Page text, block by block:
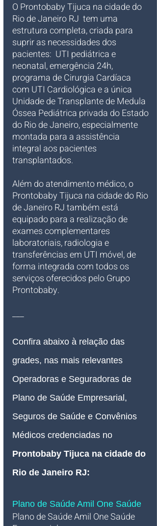
O Prontobaby Tijuca na cidade do
Rio de Janeiro RJ tem uma
estrutura completa, criada para
suprir as necessidades dos
pacientes:  UTI pediátrica e
neonatal, emergência 24h,
programa de Cirurgia Cardíaca
com UTI Cardiológica e a única
Unidade de Transplante de Medula
Óssea Pediátrica privada do Estado
do Rio de Janeiro, especialmente
montada para a assistência
integral aos pacientes
transplantados.
Além do atendimento médico, o
Prontobaby Tijuca na cidade do Rio
de Janeiro RJ também está
equipado para a realização de
exames complementares
laboratoriais, radiologia e
transferências em UTI móvel, de
forma integrada com todos os
serviços oferecidos pelo Grupo
Prontobaby.
___
Confira abaixo à relação das
grades, nas mais relevantes
Operadoras e Seguradoras de
Plano de Saúde Empresarial,
Seguros de Saúde e Convênios
Médicos credenciadas no
Prontobaby Tijuca na cidade do
Rio de Janeiro RJ:
Plano de Saúde Amil One Saúde
Plano de Saúde Amil One Saúde